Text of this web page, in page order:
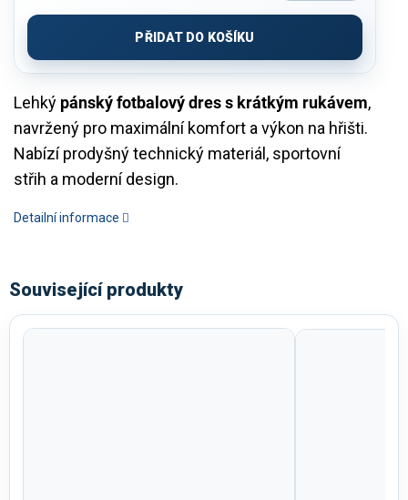
Lehký pánský fotbalový dres s krátkým rukávem,
navržený pro maximální komfort a výkon na hřišti.
Nabízí prodyšný technický materiál, sportovní
střih a moderní design.
Detailní informace
cena:
PŘIDAT DO KOŠÍKU
Související produkty